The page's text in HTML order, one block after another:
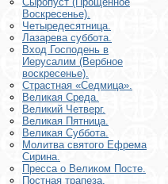
Воскресенье).
Четыредесятница.
Лазарева суббота.
Вход Господень в
Иерусалим (Вербное
воскресенье).
Страстная «Седмица».
Великая Среда.
Великий Четверг.
Великая Пятница.
Великая Суббота.
Молитва святого Ефрема
Сирина.
Пресса о Великом Посте.
Постная трапеза.